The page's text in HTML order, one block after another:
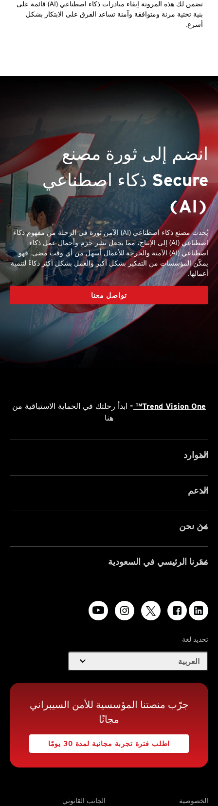
تضمن لك هذه المرونة إبقاء مبادرات ذكاء اصطناعي (AI) قائمة على
بنية تحتية مرنة ومتوافقة وآمنة تساعد الفرق على الابتكار بشكل
أسرع.
انضم إلى ثورة مصنع
Secure ذكاء اصطناعي
(AI)
يُحدث مصنع ذكاء اصطناعي (AI) الآمن ثورة في الرحلة من مفهوم ذكاء
اصطناعي (AI) إلى الإنتاج، مما يجعل نشر حزم وأحمال عمل ذكاء
اصطناعي (AI) الآمنة والحرجة للأعمال أسهل من أي وقت مضى. فهو
يمكّن المؤسسات من التفكير بشكل أكبر والعمل بشكل أكثر ذكاءً لتنمية
أعمالها.
تواصل معنا
Trend Vision One™
- ابدأ رحلتك في الحماية الاستباقية من
هنا
الموارد
الدعم
من نحن
مقرنا الرئيسي في السعودية
تحديد لغة
العربية expand_more
جرّب منصتنا المؤسسية للأمن السيبراني
مجانًا
اطلب فترة تجربة مجانية لمدة 30 يومًا
الخصوصية الجانب القانوني